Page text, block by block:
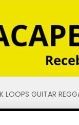
LOOPS GUITAR